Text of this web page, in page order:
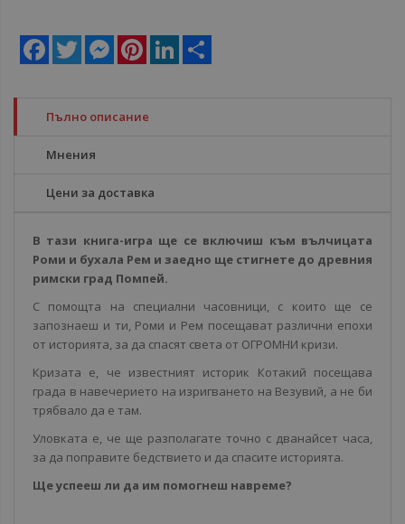
Facebook
Twitter MessengerPinterestLinkedIn
Пълно описание
Мнения
Цени за доставка
В тази книга-игра ще се включиш към вълчицата
Роми и бухала Рем и заедно ще стигнете до древния
римски град Помпей.
С помощта на специални часовници, с които ще се
запознаеш и ти, Роми и Рем посещават различни епохи
от историята, за да спасят света от ОГРОМНИ кризи.
Кризата е, че известният историк Котакий посещава
града в навечерието на изригването на Везувий, а не би
трябвало да е там.
Уловката е, че ще разполагате точно с дванайсет часа,
за да поправите бедствието и да спасите историята.
Ще успееш ли да им помогнеш навреме?